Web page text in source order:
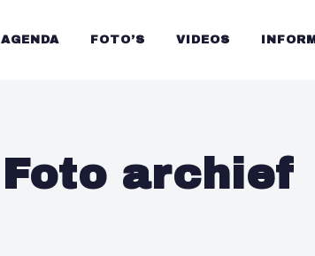
AGENDA FOTO’S VIDEOS
Foto archief